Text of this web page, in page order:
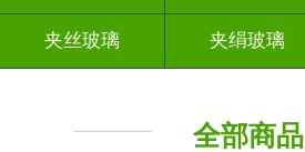
夹丝玻璃 夹绢玻璃
全部商品